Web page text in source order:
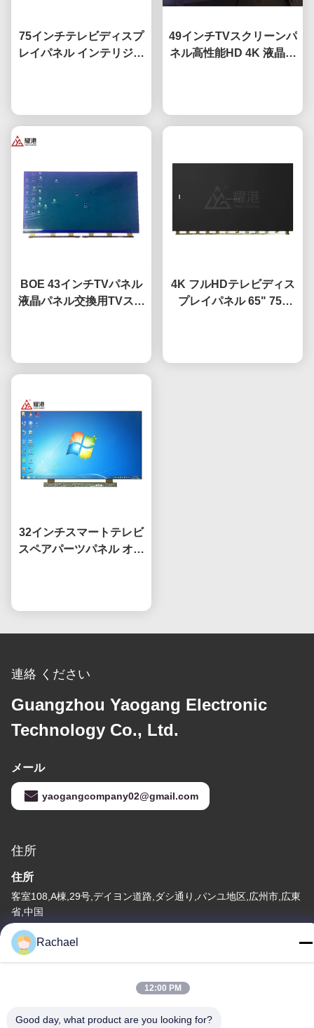
75インチテレビディスプ
レイパネル インテリジェ
49インチTVスクリーンパ
ネル高性能HD 4K 液晶デ
BOE 43インチTVパネル
液晶パネル交換用TVスク
4K フルHDテレビディス
プレイパネル 65" 75"
32インチスマートテレビ
スペアパーツパネル オー
連絡 ください
Guangzhou Yaogang Electronic
Technology Co., Ltd.
メール
yaogangcompany02@gmail.com
住所
住所
客室108,A棟,29号,デイヨン道路,ダシ通り,パンユ地区,広州市,広東
省,中国
テレ
0086-15112103717
Rachael
12:00 PM
Good day, what product are you looking for?